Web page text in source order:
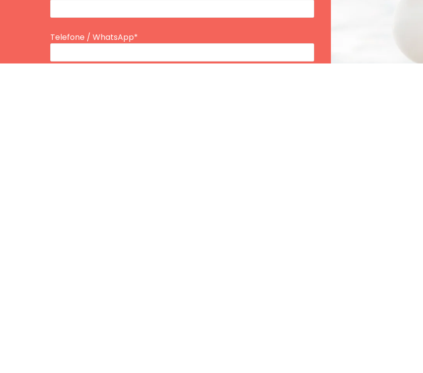
Telefone / WhatsApp*